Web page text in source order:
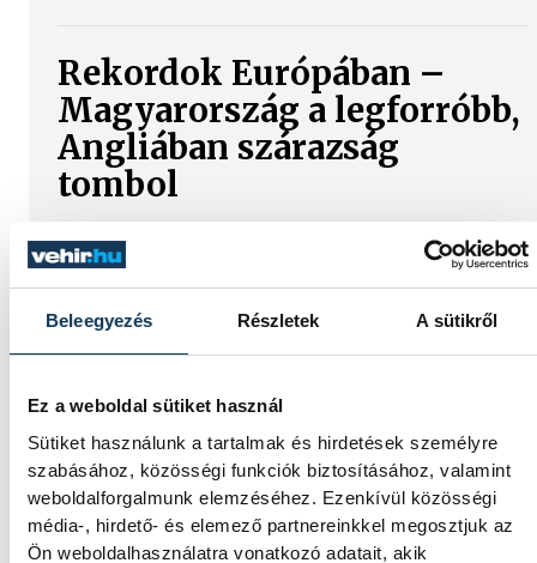
Beleegyezés Részletek A sütikről
Ez a weboldal sütiket használ
Sütiket használunk a tartalmak és hirdetések személyre
szabásához, közösségi funkciók biztosításához, valamint
weboldalforgalmunk elemzéséhez. Ezenkívül közösségi
média-, hirdető- és elemező partnereinkkel megosztjuk az
Ön weboldalhasználatra vonatkozó adatait, akik
Rekordok Európában –
Magyarország a legforróbb,
Angliában szárazság
tombol
Rá sem ismerünk Európára,
kontinensszerte rekordokat dönt a hőség.
Magyarország a legforróbb országok közé
került, miközben az Egyesült Királyságban
olyan száraz júliust mértek, amilyenre 155
A múltban és ma is rossz
hírt hoz a dunai Ínség-
szikla